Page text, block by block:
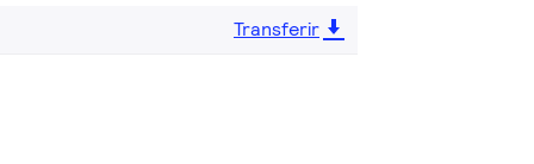
Transferir